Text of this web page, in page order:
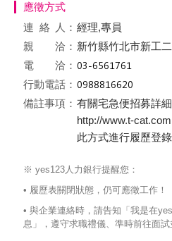
應徵方式
連絡
人： 經理,專員
親 洽： 新竹縣竹北市新工
電 洽：
行動電話：
備註事項： 有關宅急便招募詳
http://www.t-
此方式進行履歷登
※ yes123人力銀行提醒您：
• 履歷表關閉狀態，仍可應徵工作！
• 與企業連絡時，請告知「我是在
息」，遵守求職禮儀、準時前往面試